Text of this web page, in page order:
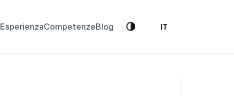
EsperienzaCompetenzeBlog 🌗 IT